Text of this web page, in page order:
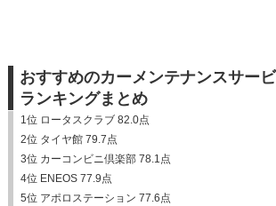
おすすめのカーメンテナンスサー
ランキングまとめ
1位 ロータスクラブ 82.0点
2位 タイヤ館 79.7点
3位 カーコンビニ倶楽部 78.1点
4位 ENEOS 77.9点
5位 アポロステーション 77.6点